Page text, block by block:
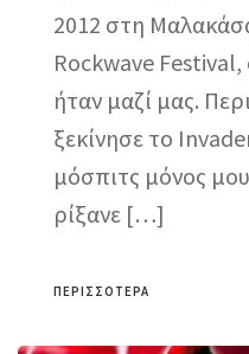
2012 στη
Rockwave
ήταν μαζί μας.
ξεκίνησε το
μόσπιτς μόνος
ρίξανε […]
ΠΕΡΙΣΣΌΤΕΡΑ